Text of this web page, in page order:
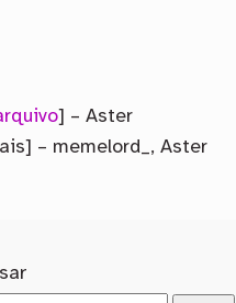
] – Aster
– memelord_, Aster